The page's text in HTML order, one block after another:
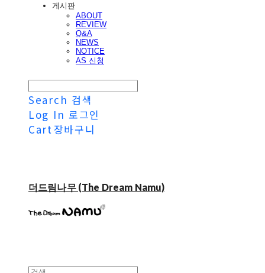
게시판
ABOUT
REVIEW
Q&A
NEWS
NOTICE
AS 신청
Search 검색
Log In 로그인
Cart 장바구니
더드림나무 (The Dream Namu)